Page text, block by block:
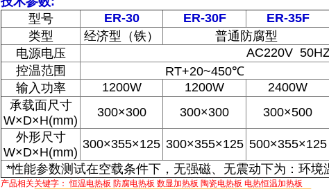
型号
ER-30 ER-30F ER-35F
类型
经济型（铁） 普通防腐型
电源电压
AC220V
控温范围
RT+20~450℃
输入功率
1200W 1200W 2400W
承载面尺寸
W×D×H(mm)
300×300 300×300 300×500
外形尺寸
W×D×H(mm)
300×355×125 300×355×125 500×355×125
*性能参数测试在空载条件下，无强磁、无震动下为：环境
产品相关关键字：恒温电热板 防腐电热板 数显加热板 陶瓷电热板 电热恒温加热板